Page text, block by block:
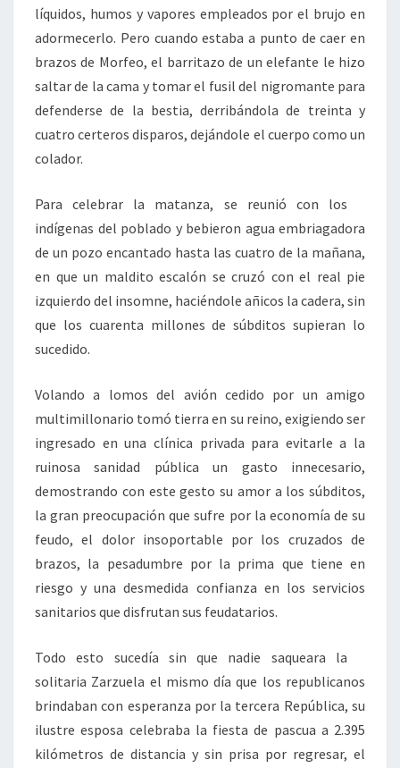
líquidos, humos y vapores empleados por el brujo en
adormecerlo. Pero cuando estaba a punto de caer en
brazos de Morfeo, el barritazo de un elefante le hizo
saltar de la cama y tomar el fusil del nigromante para
defenderse de la bestia, derribándola de treinta y
cuatro certeros disparos, dejándole el cuerpo como un
colador.
Para celebrar la matanza, se reunió con los
indígenas del poblado y bebieron agua embriagadora
de un pozo encantado hasta las cuatro de la mañana,
en que un maldito escalón se cruzó con el real pie
izquierdo del insomne, haciéndole añicos la cadera, sin
que los cuarenta millones de súbditos supieran lo
sucedido.
Volando a lomos del avión cedido por un amigo
multimillonario tomó tierra en su reino, exigiendo ser
ingresado en una clínica privada para evitarle a la
ruinosa sanidad pública un gasto innecesario,
demostrando con este gesto su amor a los súbditos,
la gran preocupación que sufre por la economía de su
feudo, el dolor insoportable por los cruzados de
brazos, la pesadumbre por la prima que tiene en
riesgo y una desmedida confianza en los servicios
sanitarios que disfrutan sus feudatarios.
Todo esto sucedía sin que nadie saqueara la
solitaria Zarzuela el mismo día que los republicanos
brindaban con esperanza por la tercera República, su
ilustre esposa celebraba la fiesta de pascua a 2.395
kilómetros de distancia y sin prisa por regresar, el